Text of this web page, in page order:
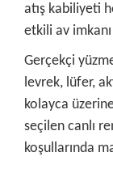
atış kabiliyeti
etkili av
Gerçekçi
levrek, lüfer,
kolayca
seçilen canlı
koşullarında